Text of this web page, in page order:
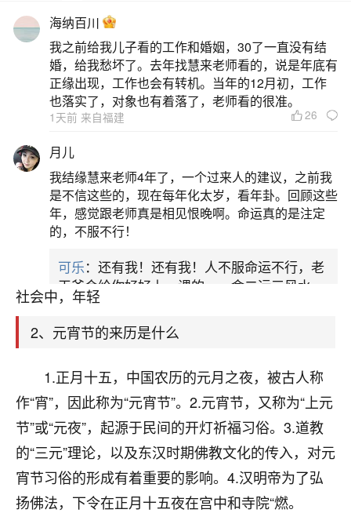
问题，但是小问题不注意可能会引起大麻烦，下面
就这个问题给大家做一些解读：
1、元宵节的来历、意义、习俗分别是什么？
1.来历：东汉明帝时期，明帝推崇佛教，听闻
佛教有在正月十五日僧人观佛舍利、点灯敬佛的习
俗，于是命令这一天夜晚在皇宫和寺庙里点灯敬
佛，并令士族庶民都挂灯，从而逐渐形成了元宵赏
灯的习俗。这一节日经历了由宫廷到民间、由中原
到全国的发展过程。2.意义：元宵灯会是封建传统
社会中，给未婚男女相识提供了一个机会。在传统
社会中，年轻
2、元宵节的来历是什么
1.正月十五，中国农历的元月之夜，被古人称
作“宵”，因此称为“元宵节”。2.元宵节，又称为“上元
节”或“元夜”，起源于民间的开灯祈福习俗。3.道教
的“三元”理论，以及东汉时期佛教文化的传入，对元
宵节习俗的形成有着重要的影响。4.汉明帝为了弘
扬佛法，下令在正月十五夜在宫中和寺院“燃。
海纳百川
我之前给我儿子看的工作和婚姻，30了一直没有结
婚，给我愁坏了。去年找慧来老师看的，说是年底有
正缘出现，工作也会有转机。当年的12月初，工作
也落实了，对象也有着落了，老师看的很准。
1天前 来自福建 26
月儿
我结缘慧来老师4年了，一个过来人的建议，之前我
是不信这些的，现在每年化太岁，看年卦。回顾这些
年，感觉跟老师真是相见恨晚啊。命运真的是注定
的，不服不行！
可乐：还有我！还有我！人不服命运不行，老
天爷会给你好好上一课的。一命二运三风水，
哪样不服都不行！
平安是福：我也是每年找老师化太岁，看年
卦，认识老师3年了，都是缘分啊！
17分钟前 来自湖北 19
心若莲花
我是做餐饮的，这两年，生意屡屡受挫，店开一家关
一家，要么生意不好，生意好的就出事。前些年攒的
家底快败光了，真是倒霉！我也想找人看看到底怎么
回事？